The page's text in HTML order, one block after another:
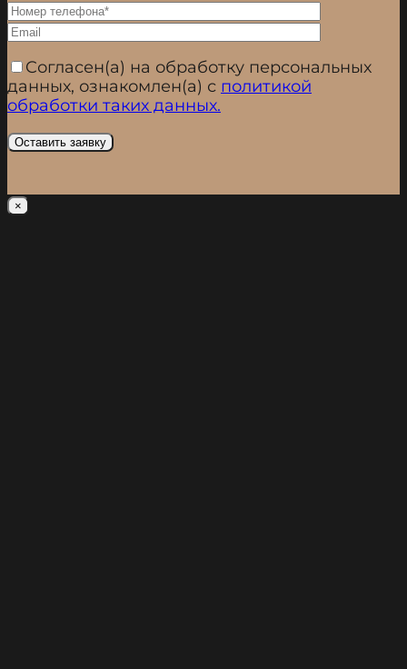
Cогласен(а) на обработку персональных
данных, ознакомлен(а) с политикой
обработки таких данных.
×